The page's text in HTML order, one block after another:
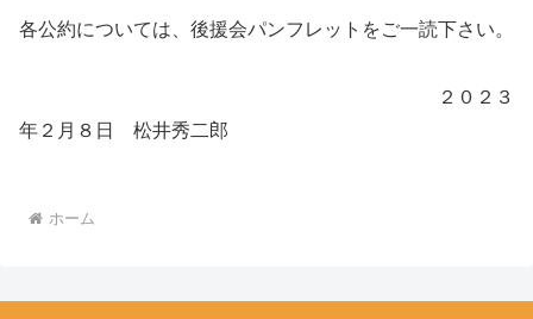
各公約については、後援会パンフレットをご一読下さい。
２０２３
年２月８日 松井秀二郎
ホーム